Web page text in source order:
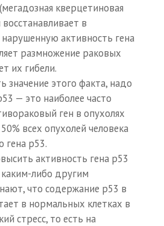
кверцетиновая
в
активность гена
размножение раковых
их гибели.
значение этого факта, надо
— это наиболее часто
ген в опухолях
всех опухолей человека
гена р53.
активность гена р53
либо другим
что содержание р53 в
в нормальных клетках в
стресс, то есть на